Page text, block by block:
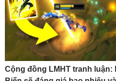
Cộng đồng LMHT tranh luận: